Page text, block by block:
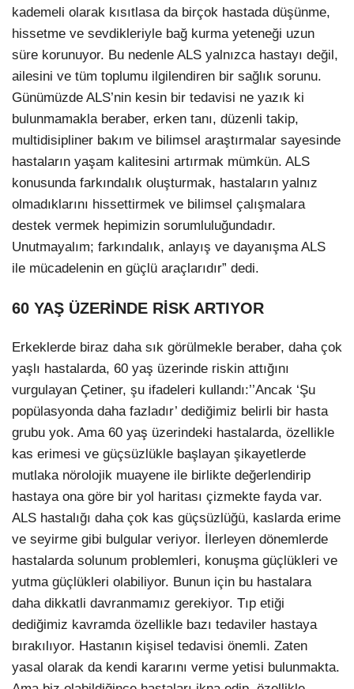
kademeli olarak kısıtlasa da birçok hastada düşünme,
hissetme ve sevdikleriyle bağ kurma yeteneği uzun
süre korunuyor. Bu nedenle ALS yalnızca hastayı değil,
ailesini ve tüm toplumu ilgilendiren bir sağlık sorunu.
Günümüzde ALS’nin kesin bir tedavisi ne yazık ki
bulunmamakla beraber, erken tanı, düzenli takip,
multidisipliner bakım ve bilimsel araştırmalar sayesinde
hastaların yaşam kalitesini artırmak mümkün. ALS
konusunda farkındalık oluşturmak, hastaların yalnız
olmadıklarını hissettirmek ve bilimsel çalışmalara
destek vermek hepimizin sorumluluğundadır.
Unutmayalım; farkındalık, anlayış ve dayanışma ALS
ile mücadelenin en güçlü araçlarıdır” dedi.
60 YAŞ ÜZERİNDE RİSK ARTIYOR
Erkeklerde biraz daha sık görülmekle beraber, daha çok
yaşlı hastalarda, 60 yaş üzerinde riskin attığını
vurgulayan Çetiner, şu ifadeleri kullandı:’’Ancak ‘Şu
popülasyonda daha fazladır’ dediğimiz belirli bir hasta
grubu yok. Ama 60 yaş üzerindeki hastalarda, özellikle
kas erimesi ve güçsüzlükle başlayan şikayetlerde
mutlaka nörolojik muayene ile birlikte değerlendirip
hastaya ona göre bir yol haritası çizmekte fayda var.
ALS hastalığı daha çok kas güçsüzlüğü, kaslarda erime
ve seyirme gibi bulgular veriyor. İlerleyen dönemlerde
hastalarda solunum problemleri, konuşma güçlükleri ve
yutma güçlükleri olabiliyor. Bunun için bu hastalara
daha dikkatli davranmamız gerekiyor. Tıp etiği
dediğimiz kavramda özellikle bazı tedaviler hastaya
bırakılıyor. Hastanın kişisel tedavisi önemli. Zaten
yasal olarak da kendi kararını verme yetisi bulunmakta.